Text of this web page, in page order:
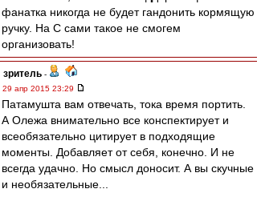
фанатка никогда не будет гандонить кормящую
ручку. На С сами такое не смогем
организовать!
зpитель -
29 апр 2015 23:29
Патамушта вам отвечать, тока время портить.
А Олежа внимательно все конспектирует и
всеобязательно цитирует в подходящие
моменты. Добавляет от себя, конечно. И не
всегда удачно. Но смысл доносит. А вы скучные
и необязательные...